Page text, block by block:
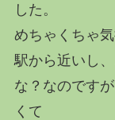
した。
めちゃくちゃ
駅から近いし
な？なのです
くて